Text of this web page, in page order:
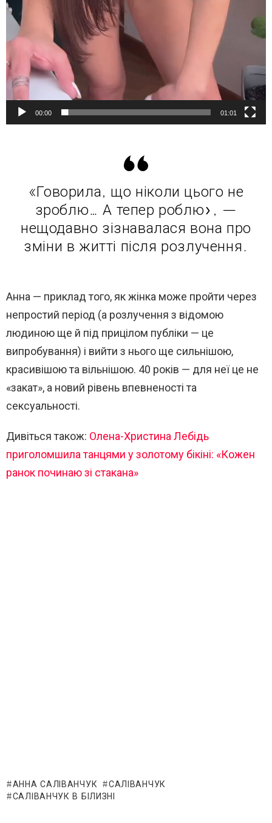
00:00 01:01
«Говорила, що ніколи цього не
зроблю… А тепер роблю», —
нещодавно зізнавалася вона про
зміни в житті після розлучення.
Анна — приклад того, як жінка може пройти через
непростий період (а розлучення з відомою
людиною ще й під прицілом публіки — це
випробування) і вийти з нього ще сильнішою,
красивішою та вільнішою. 40 років — для неї це не
«закат», а новий рівень впевненості та
сексуальності.
Дивіться також: Олена-Христина Лебідь
приголомшила танцями у золотому бікіні: «Кожен
ранок починаю зі стакана»
АННА САЛІВАНЧУК
САЛІВАНЧУК
САЛІВАНЧУК В БІЛИЗНІ